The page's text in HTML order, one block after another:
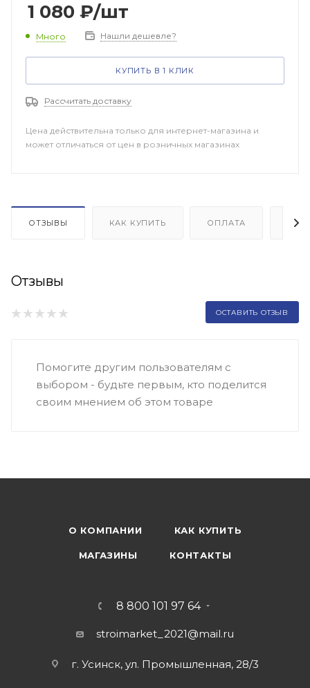
1 080 ₽/шт
Много Нашли дешевле?
КУПИТЬ В 1 КЛИК
Рассчитать доставку
Цена действительна только для интернет-магазина и
может отличаться от цен в розничных магазинах
ОТЗЫВЫ КАК КУПИТЬ ОПЛАТА
Отзывы
ОСТАВИТЬ ОТЗЫВ
Помогите другим пользователям с
выбором - будьте первым, кто поделится
своим мнением об этом товаре
О КОМПАНИИ КАК КУПИТЬ
МАГАЗИНЫ КОНТАКТЫ
8 800 101 97 64
stroimarket_2021@mail.ru
г. Усинск, ул. Промышленная, 28/3